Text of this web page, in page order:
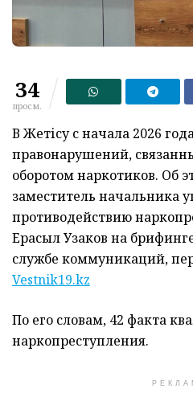
34
просм.
В Жетісу с начала 2026
правонарушений,
оборотом наркотиков. Об
заместитель начальника
противодействию
Ерасыл Узаков на
службе коммуникаций,
Vestnik19.kz
По его словам, 42 факта
наркопреступления.